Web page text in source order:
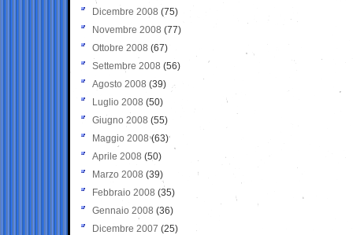
Dicembre 2008 (75)
Novembre 2008 (77)
Ottobre 2008 (67)
Settembre 2008 (56)
Agosto 2008 (39)
Luglio 2008 (50)
Giugno 2008 (55)
Maggio 2008(63)
Aprile 2008 (50)
Marzo 2008 (39)
Febbraio 2008 (35)
Gennaio 2008 (36)
Dicembre 2007 (25)